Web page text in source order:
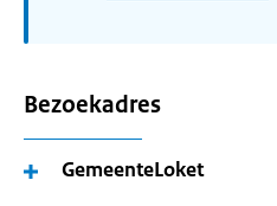
Bezoekadres
GemeenteLoket